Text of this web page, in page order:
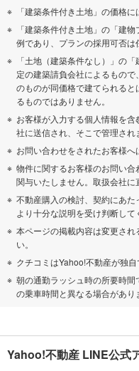
「建築条件付き土地」の価格
「建築条件付き土地」の「建
例であり、プランの採用可否は
「土地（建築条件なし）」の
定の建築請負会社によるもの
のものが同価格で建てられる
るものではありません。
お客様が入力する個人情報を
社に送信され、そこで管理され
お問い合わせをされたお客様へ
物件に関するお客様のお問い
関与いたしません。取扱会社に
不動産購入の検討、契約にあ
より十分な説明を受け判断して
本ページの掲載内容は変更さ
い。
クチコミはYahoo!不動産が独
朝の通勤ラッシュ時の所要時
の乗車時間と異なる場合があり
Yahoo!不動産 LINE公式